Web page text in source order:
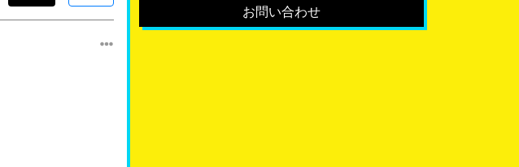
お問い合わせ